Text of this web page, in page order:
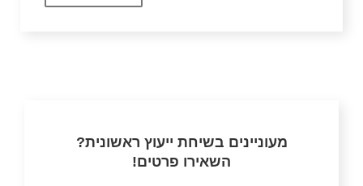
מעוניינים בשיחת ייעוץ ראשונית?
השאירו פרטים!